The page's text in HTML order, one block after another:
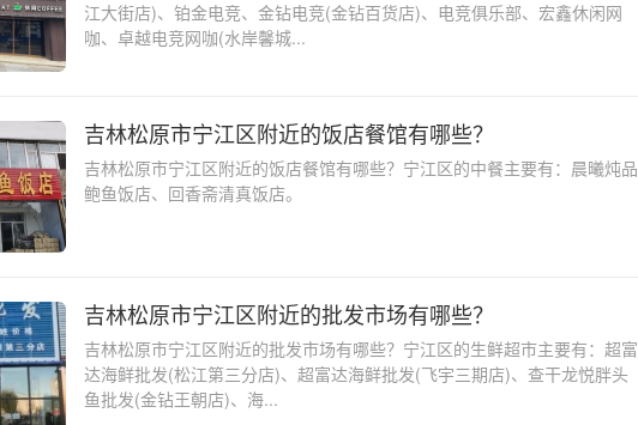
江大街店)、铂金电竞、金钻电竞(金钻百货店)、电竞俱乐部、宏鑫休闲网
咖、卓越电竞网咖(水岸馨城...
吉林松原市宁江区附近的饭店餐馆有哪些？
吉林松原市宁江区附近的饭店餐馆有哪些？宁江区的中餐主要有：晨曦炖品
鲍鱼饭店、回香斋清真饭店。
吉林松原市宁江区附近的批发市场有哪些？
吉林松原市宁江区附近的批发市场有哪些？宁江区的生鲜超市主要有：超富
达海鲜批发(松江第三分店)、超富达海鲜批发(飞宇三期店)、查干龙悦胖头
鱼批发(金钻王朝店)、海...